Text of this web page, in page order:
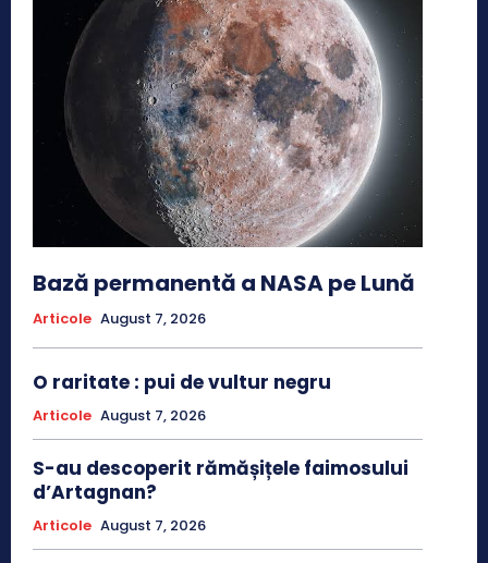
Bază permanentă a NASA pe Lună
Articole August 7, 2026
O raritate : pui de vultur negru
Articole August 7, 2026
S-au descoperit rămășițele faimosului
d’Artagnan?
Articole August 7, 2026